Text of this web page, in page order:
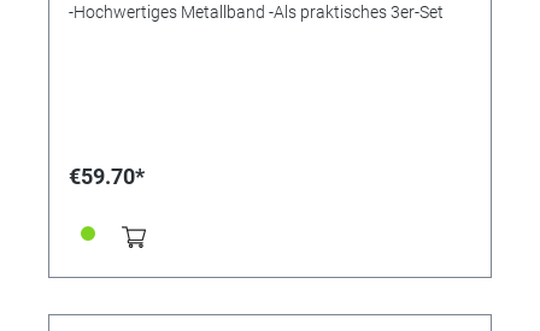
-Hochwertiges Metallband -Als praktisches 3er-Set
€59.70*